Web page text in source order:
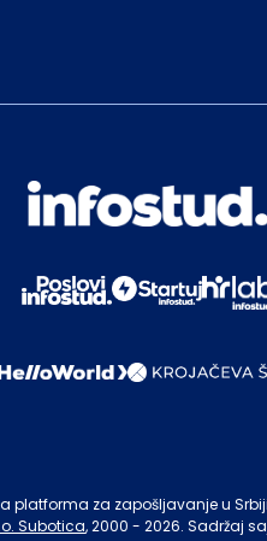
platforma za zapošljavanje u
Subotica, 2000 - 2026. Sadržaj